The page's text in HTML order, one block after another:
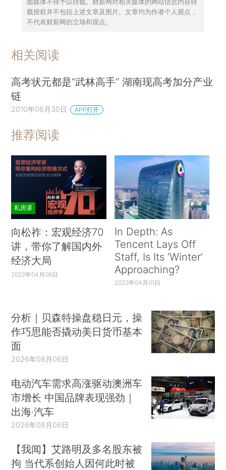
载授权并不包括上述文章及图片。文章均为作者个人观点，
不代表财新网的立场和观点。
相关阅读
高考状元都是“武林高手” 湖南现高考加分产业
链
2010年06月30日 APP打开
推荐阅读
私房课
向松祚：宏观经济70
讲，带你了解国内外
经济大局
2022年04月06日
In Depth: As
Tencent Lays Off
Staff, Is Its ‘Winter’
Approaching?
2022年04月01日
分析｜贝森特操盘稳日元，操
作巧思能否撬动美日货币基本
面
2026年08月06日
电动汽车需求高涨驱动澳洲车
市增长 中国品牌表现强劲｜
出海·汽车
2026年08月06日
【我闻】艾路明及多名股东被
拘 当代系创始人因何此时被